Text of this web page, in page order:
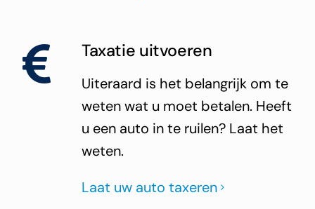
Taxatie uitvoeren
Uiteraard is het belangrijk om te
weten wat u moet betalen. Heeft
u een auto in te ruilen? Laat het
weten.
Laat uw auto taxeren